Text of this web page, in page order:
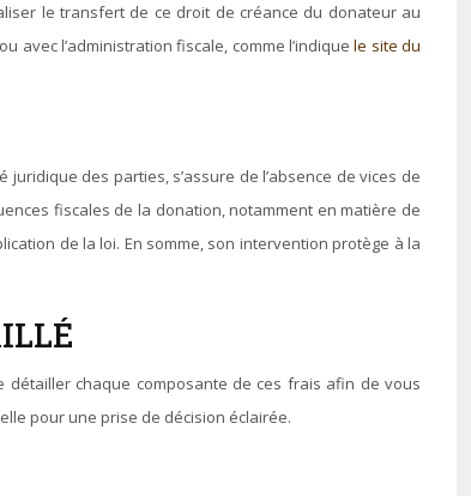
le transfert de ce droit de créance du donateur au
avec l’administration fiscale, comme l’indiquele site du
des parties, s’assure de l’absence de vices de
fiscales de la donation, notamment en matière de
de la loi. En somme, son intervention protège à la
chaque composante de ces frais afin de vous
pour une prise de décision éclairée.